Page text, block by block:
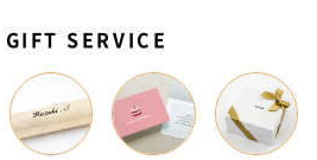
SERVICE